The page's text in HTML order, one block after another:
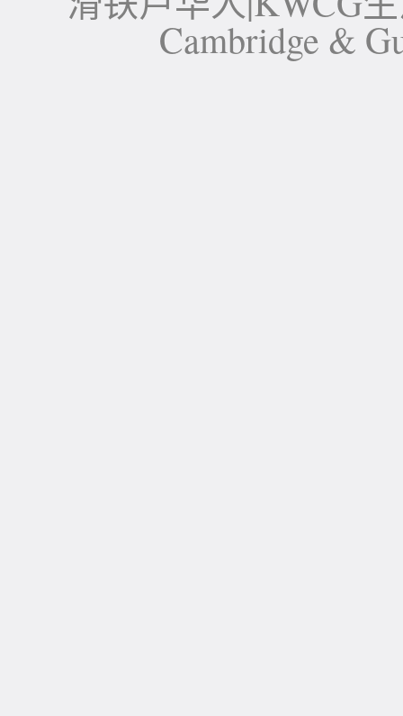
Cambridge &